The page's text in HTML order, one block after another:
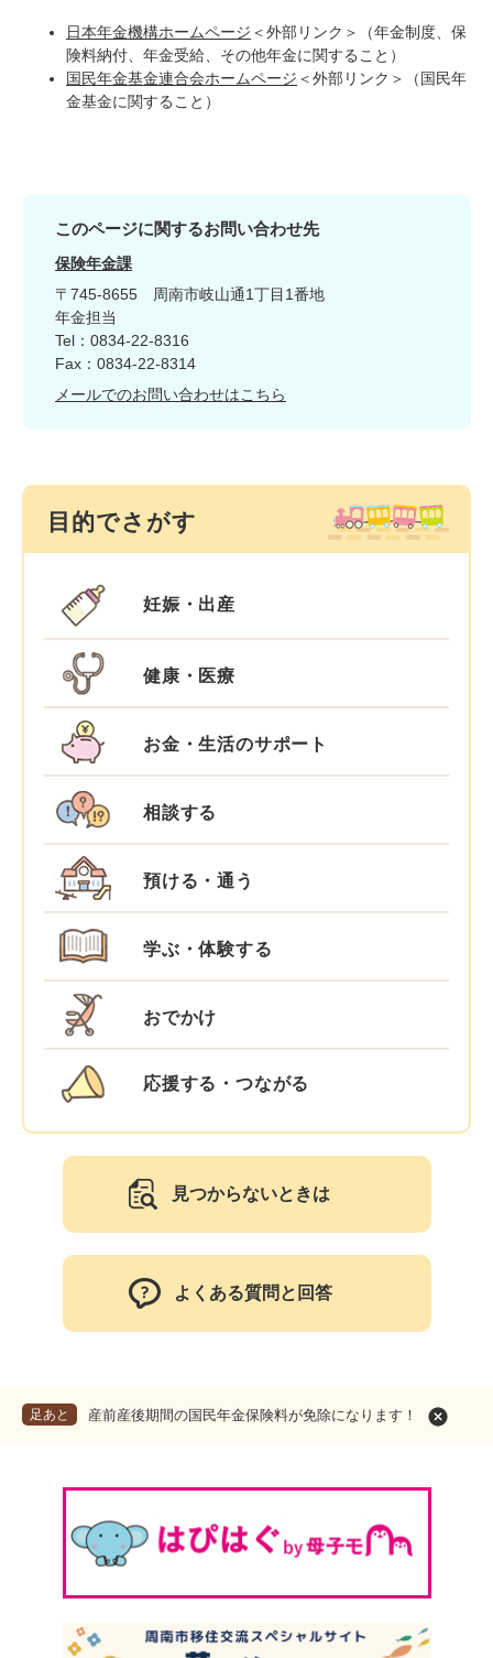
日本年金機構ホームページ ＜外部リンク＞
（年金制度、保
険料納付、年金受給、その他年金に関すること）
国民年金基金連合会ホームページ ＜外部リンク＞
（国民年
金基金に関すること）
このページに関するお問い合わせ先
保険年金課
〒745-8655
周南市岐山通1丁目1番地
年金担当
Tel：0834-22-8316
Fax：0834-22-8314
メールでのお問い合わせはこちら
目的でさがす
妊娠・出産
健康・医療
お金・生活のサポート
相談する
預ける・通う
学ぶ・体験する
おでかけ
応援する・つながる
見つからないときは
よくある質問と回答
足あと 産前産後期間の国民年金保険料が免除になります！